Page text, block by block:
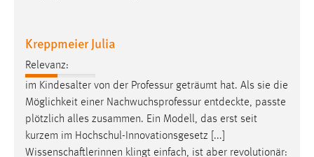
Kreppmeier Julia
Relevanz:
im Kindesalter von der Professur geträumt hat. Als sie die
Möglichkeit einer Nachwuchsprofessur entdeckte, passte
plötzlich alles zusammen. Ein Modell, das erst seit
kurzem im Hochschul-Innovationsgesetz [...]
Wissenschaftlerinnen klingt einfach, ist aber revolutionär: